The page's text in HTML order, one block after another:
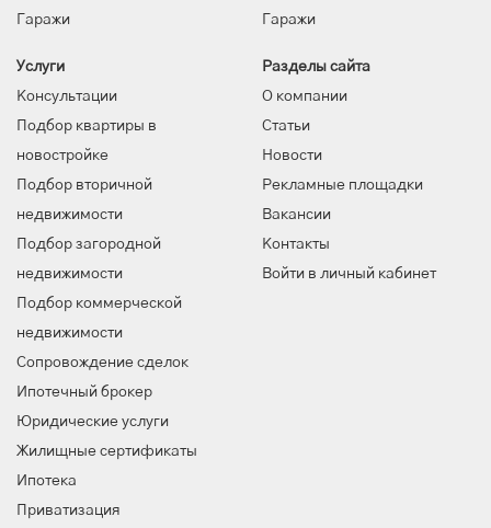
Гаражи
Гаражи
Услуги
Консультации
Подбор квартиры в
новостройке
Подбор вторичной
недвижимости
Подбор загородной
недвижимости
Подбор коммерческой
недвижимости
Сопровождение сделок
Ипотечный брокер
Юридические услуги
Жилищные сертификаты
Ипотека
Приватизация
Разделы сайта
О компании
Статьи
Новости
Рекламные площадки
Вакансии
Контакты
Войти в личный кабинет